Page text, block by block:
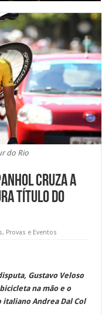
do Rio
cruza a
título do
, Provas e Eventos
Gustavo Veloso
na mão e o
italiano Andrea Dal Col